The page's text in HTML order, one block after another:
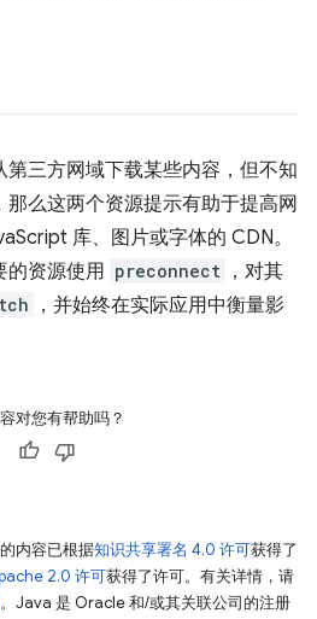
三方网域下载某些内容，但不知
么这两个资源提示有助于提高网
库、图片或字体的 CDN。
的资源使用 preconnect
，对其
，并始终在实际应用中衡量影
对您有帮助吗？
内容已根据知识共享署名 4.0 许可获得了
2.0 许可获得了许可。有关详情，请
。Java 是 Oracle 和/或其关联公司的注册